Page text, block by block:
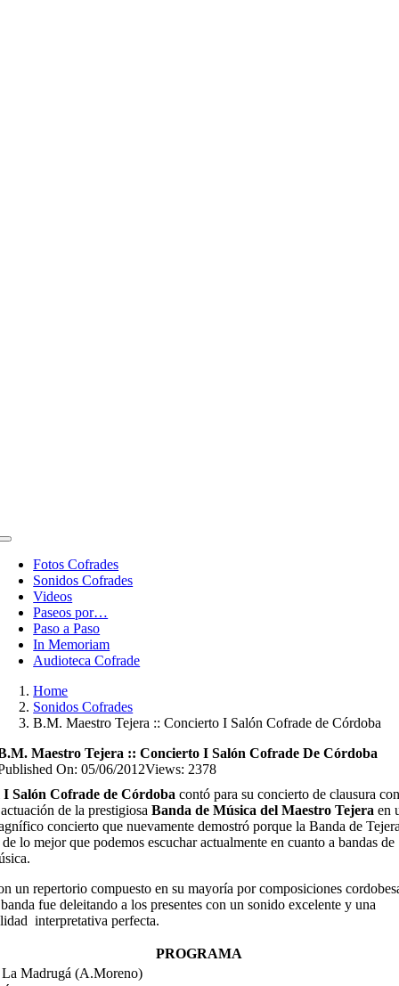
Toggle
NavigationFotos Cofrades
Sonidos Cofrades
Videos
Paseos por…
Paso a Paso
In Memoriam
Audioteca Cofrade
Home
Sonidos Cofrades
B.M. Maestro Tejera :: Concierto I Salón Cofrade de Córdoba
Maestro Tejera :: Concierto I Salón Cofrade De Córdoba
On: 05/06/2012Views: 2378
I Salón Cofrade de Córdoba contó para su concierto de clausura con
de la prestigiosa Banda de Música del Maestro Tejera en
concierto que nuevamente demostró porque la Banda de
de lo mejor que podemos escuchar actualmente en cuanto a bandas de
un repertorio compuesto en su mayoría por composiciones
fue deleitando a los presentes con un sonido excelente y una
interpretativa perfecta.
PROGRAMA
Madrugá (A.Moreno)